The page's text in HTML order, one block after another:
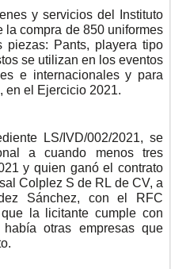
y servicios del Instituto
la compra de 850 uniformes
piezas: Pants, playera tipo
se utilizan en los eventos
e internacionales y para
en el Ejercicio 2021.
LS/IVD/002/2021, se
a cuando menos tres
y quien ganó el contrato
Colplez S de RL de CV, a
Sánchez, con el RFC
la licitante cumple con
otras empresas que